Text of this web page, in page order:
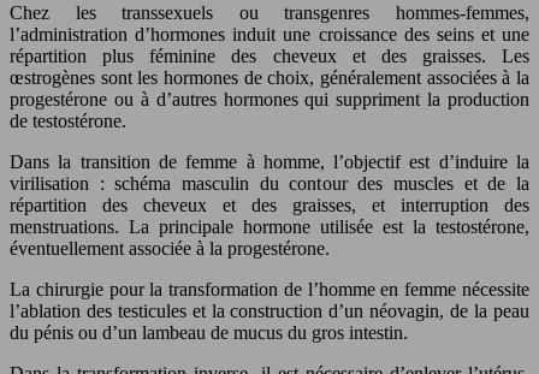
Chez les transsexuels ou transgenres hommes-femmes,
l’administration d’hormones induit une croissance des seins et une
répartition plus féminine des cheveux et des graisses. Les
œstrogènes sont les hormones de choix, généralement associées à la
progestérone ou à d’autres hormones qui suppriment la production
de testostérone.
Dans la transition de femme à homme, l’objectif est d’induire la
virilisation : schéma masculin du contour des muscles et de la
répartition des cheveux et des graisses, et interruption des
menstruations. La principale hormone utilisée est la testostérone,
éventuellement associée à la progestérone.
La chirurgie pour la transformation de l’homme en femme nécessite
l’ablation des testicules et la construction d’un néovagin, de la peau
du pénis ou d’un lambeau de mucus du gros intestin.